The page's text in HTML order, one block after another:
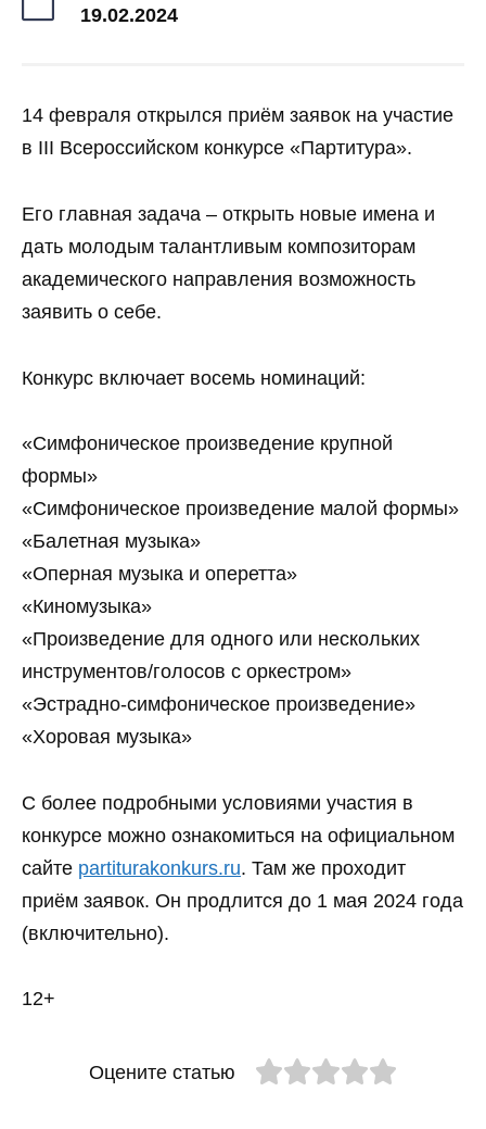
19.02.2024
14 февраля открылся приём заявок на участие
в III Всероссийском конкурсе «Партитура».
Его главная задача – открыть новые имена и
дать молодым талантливым композиторам
академического направления возможность
заявить о себе.
Конкурс включает восемь номинаций:
«Симфоническое произведение крупной
формы»
«Симфоническое произведение малой формы»
«Балетная музыка»
«Оперная музыка и оперетта»
«Киномузыка»
«Произведение для одного или нескольких
инструментов/голосов с оркестром»
«Эстрадно-симфоническое произведение»
«Хоровая музыка»
С более подробными условиями участия в
конкурсе можно ознакомиться на официальном
сайте partiturakonkurs.ru. Там же проходит
приём заявок. Он продлится до 1 мая 2024 года
(включительно).
12+
Оцените статью